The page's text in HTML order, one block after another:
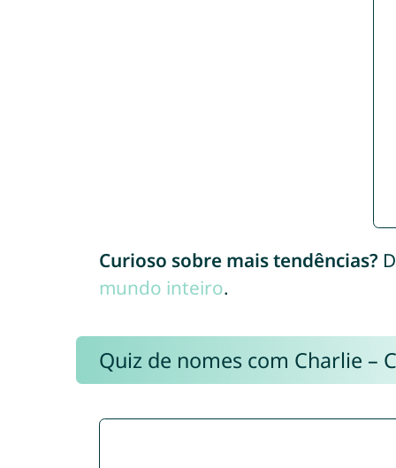
Curioso sobre mais tendências?
mundo inteiro.
Quiz de nomes com Charlie –